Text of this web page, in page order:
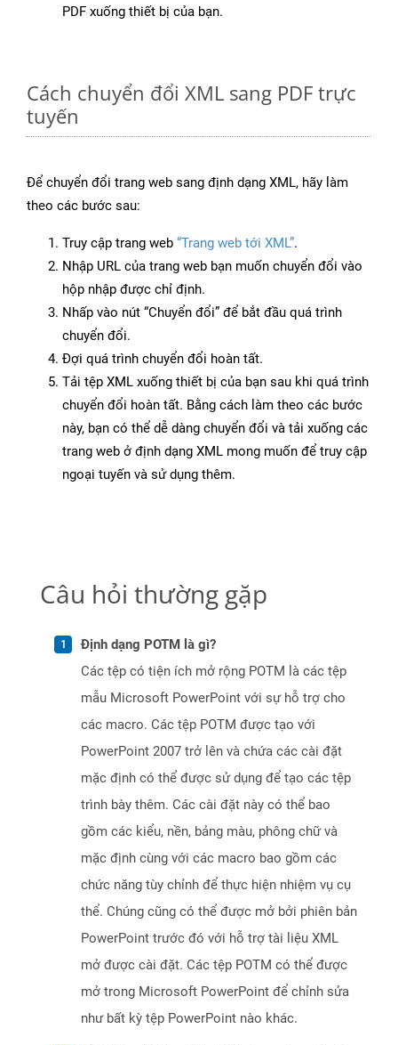
PDF xuống thiết bị của bạn.
Cách chuyển đổi XML sang PDF trực
tuyến
Để chuyển đổi trang web sang định dạng XML, hãy làm
theo các bước sau:
Truy cập trang web “Trang web tới XML”.
Nhập URL của trang web bạn muốn chuyển đổi vào
hộp nhập được chỉ định.
Nhấp vào nút “Chuyển đổi” để bắt đầu quá trình
chuyển đổi.
Đợi quá trình chuyển đổi hoàn tất.
Tải tệp XML xuống thiết bị của bạn sau khi quá trình
chuyển đổi hoàn tất. Bằng cách làm theo các bước
này, bạn có thể dễ dàng chuyển đổi và tải xuống các
trang web ở định dạng XML mong muốn để truy cập
ngoại tuyến và sử dụng thêm.
Câu hỏi thường gặp
Định dạng POTM là gì?
Các tệp có tiện ích mở rộng POTM là các tệp
mẫu Microsoft PowerPoint với sự hỗ trợ cho
các macro. Các tệp POTM được tạo với
PowerPoint 2007 trở lên và chứa các cài đặt
mặc định có thể được sử dụng để tạo các tệp
trình bày thêm. Các cài đặt này có thể bao
gồm các kiểu, nền, bảng màu, phông chữ và
mặc định cùng với các macro bao gồm các
chức năng tùy chỉnh để thực hiện nhiệm vụ cụ
thể. Chúng cũng có thể được mở bởi phiên bản
PowerPoint trước đó với hỗ trợ tài liệu XML
mở được cài đặt. Các tệp POTM có thể được
mở trong Microsoft PowerPoint để chỉnh sửa
như bất kỳ tệp PowerPoint nào khác.